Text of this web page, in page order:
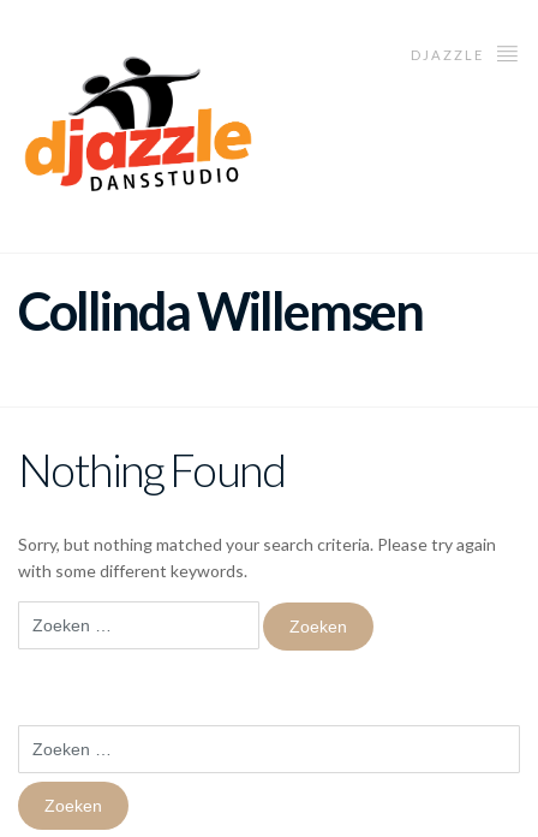
DJAZZLE
Collinda Willemsen
Nothing Found
Sorry, but nothing matched your search criteria. Please try again
with some different keywords.
naar:
naar: